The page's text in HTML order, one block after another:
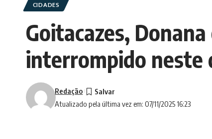
CIDADES
Goitacazes,
interrompido neste
Atualizado pela última vez em: 07/11/2025 16:23
Redação